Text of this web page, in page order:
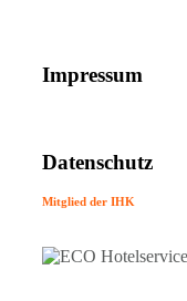
Impressum
Datenschutz
Mitglied der IHK